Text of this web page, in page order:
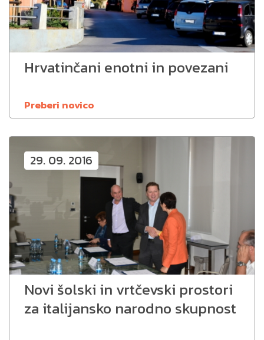
Hrvatinčani enotni in povezani
Preberi novico
29. 09. 2016
Novi šolski in vrtčevski prostori
za italijansko narodno skupnost